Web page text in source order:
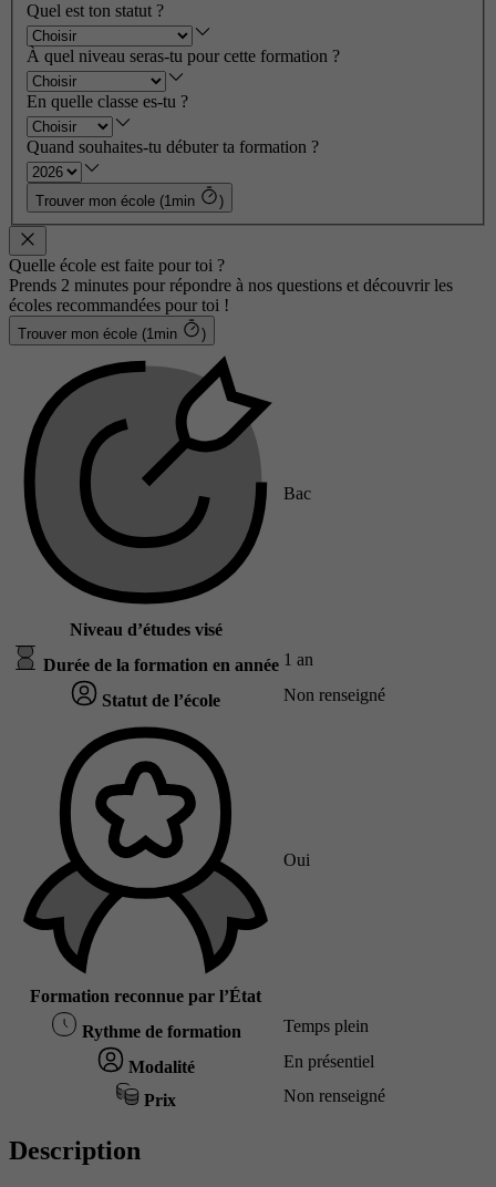
Quel est ton statut ?
À quel niveau seras-tu pour cette formation ?
En quelle classe es-tu ?
Quand souhaites-tu débuter ta formation ?
Trouver mon école (1min )
Quelle école est faite pour toi ?
Prends 2 minutes pour répondre à nos questions et découvrir les
écoles recommandées pour toi !
Trouver mon école (1min )
Niveau d’études visé
Bac
Durée de la formation en année 1 an
Statut de l’école Non renseigné
Formation reconnue par l’État
Oui
Rythme de formation Temps plein
Modalité En présentiel
Prix Non renseigné
Description